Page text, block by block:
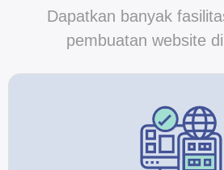
Dapatkan banyak
pembuatan website